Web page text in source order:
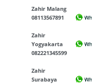
Zahir Malang
08113567891
Zahir
Yogyakarta
082221345599
Zahir
Surabaya